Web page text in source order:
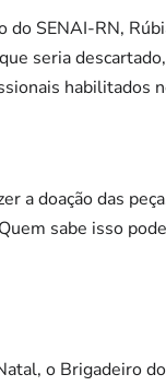
do SENAI-RN,
seria
habilitados
a doação das
sabe isso
o Brigadeiro